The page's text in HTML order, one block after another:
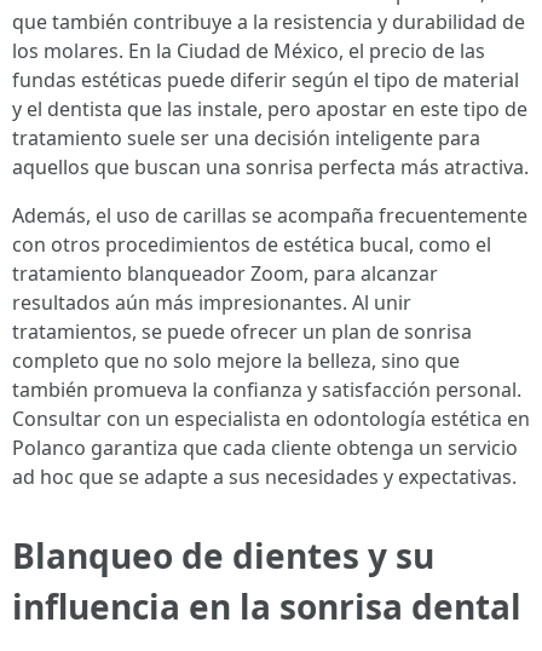
que también contribuye a la resistencia y durabilidad de
los molares. En la Ciudad de México, el precio de las
fundas estéticas puede diferir según el tipo de material
y el dentista que las instale, pero apostar en este tipo de
tratamiento suele ser una decisión inteligente para
aquellos que buscan una sonrisa perfecta más atractiva.
Además, el uso de carillas se acompaña frecuentemente
con otros procedimientos de estética bucal, como el
tratamiento blanqueador Zoom, para alcanzar
resultados aún más impresionantes. Al unir
tratamientos, se puede ofrecer un plan de sonrisa
completo que no solo mejore la belleza, sino que
también promueva la confianza y satisfacción personal.
Consultar con un especialista en odontología estética en
Polanco garantiza que cada cliente obtenga un servicio
ad hoc que se adapte a sus necesidades y expectativas.
Blanqueo de dientes y su
influencia en la sonrisa dental